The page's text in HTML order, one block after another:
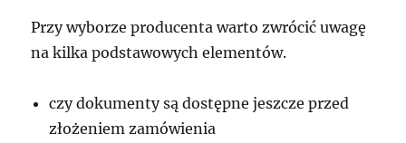
Przy wyborze producenta warto zwrócić uwagę
na kilka podstawowych elementów.
czy dokumenty są dostępne jeszcze przed
złożeniem zamówienia